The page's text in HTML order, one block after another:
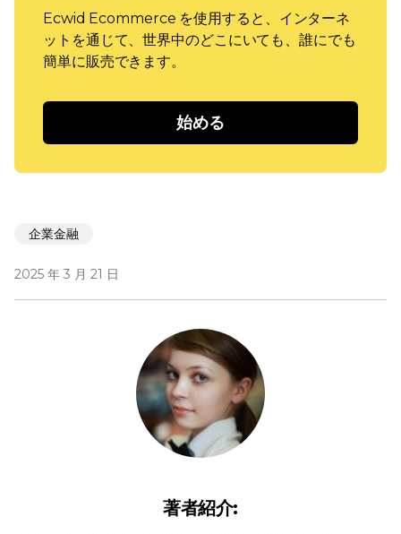
Ecwid Ecommerce を使用すると、インターネ
ットを通じて、世界中のどこにいても、誰にでも
簡単に販売できます。
始める
企業金融
2025 年 3 月 21 日
著者紹介: